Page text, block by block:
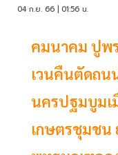
04 ก.ย. 66 | 01:56 น.
คมนาคม ปูพ
เวนคืนตัดถ
นครปฐมบูมเ
เกษตรชุมชน